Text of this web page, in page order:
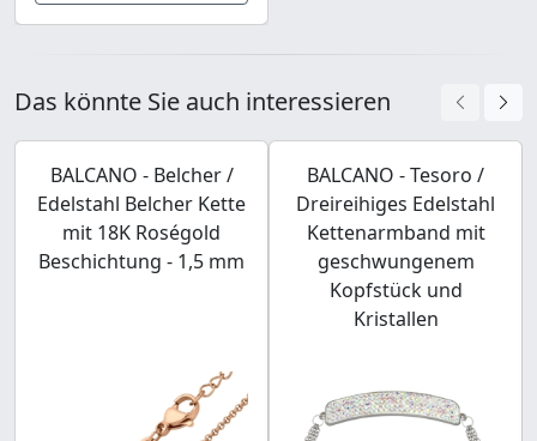
Das könnte Sie auch interessieren
BALCANO - Belcher /
Edelstahl Belcher Kette
mit 18K Roségold
Beschichtung - 1,5 mm
BALCANO - Tesoro /
Dreireihiges Edelstahl
Kettenarmband mit
geschwungenem
Kopfstück und
Kristallen